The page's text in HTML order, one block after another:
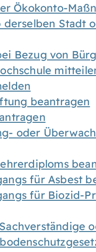
Ökokonto-
Stadt
Bezug von
beantragen
oder
für Asbest
für Biozid-